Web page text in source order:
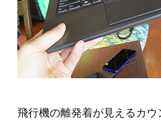
飛行機の離発着が見えるカウ